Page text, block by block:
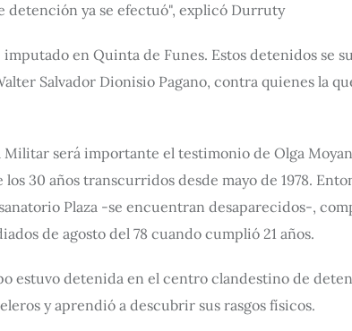
detención ya se efectuó", explicó Durruty
en Quinta de Funes. Estos detenidos se
Salvador Dionisio Pagano, contra quienes la
será importante el testimonio de Olga
30 años transcurridos desde mayo de 1978.
Plaza -se encuentran desaparecidos-,
de agosto del 78 cuando cumplió 21 años.
estuvo detenida en el centro clandestino de
y aprendió a descubrir sus rasgos físicos.